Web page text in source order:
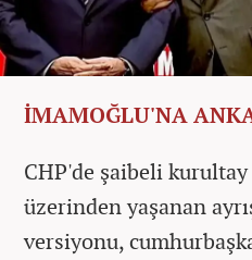
İMAMOĞLU'NA
CHP'de şaibeli kurultay
üzerinden yaşanan
versiyonu,